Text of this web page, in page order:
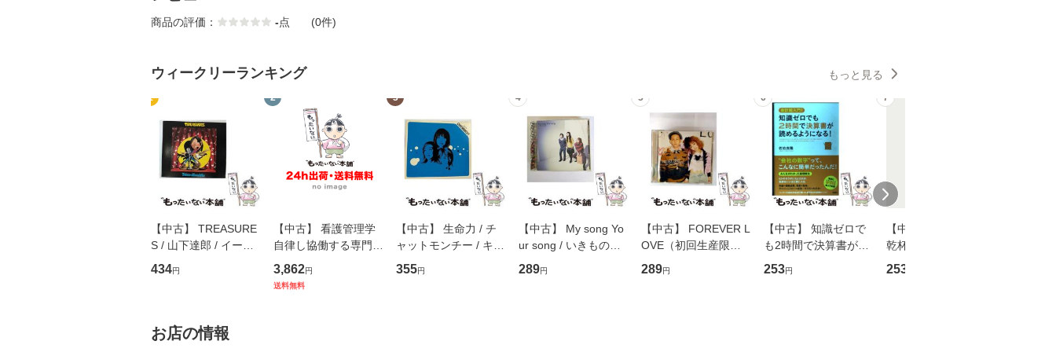
商品の評価： -点 (0件)
ウィークリーランキング もっと見る
1
【中古】 TREASURE
S / 山下達郎 / イース
トウエスト・ジャパン
[CD]【メール便送料無
434円
2
【中古】 看護管理学
自律し協働する専門職
の看護マネジメントス
キル 改訂第3版 (看護
3,862円
送料無料
3
【中古】 生命力 / チ
ャットモンチー / キュ
ーンレコード [CD]
【メール便送料無料】
355円
4
【中古】 My song Yo
ur song / いきものが
かり / [CD]【メール便
送料無料】
289円
5
【中古】 FOREVER L
OVE（初回生産限定
盤） / 清水翔太×加藤
ミリヤ / [CD]【メール
289円
6
【中古】 知識ゼロで
も2時間で決算書が読
めるようになる！ 会
計超入門！ / 佐伯 良
253円
7
【中古】 ウインクで
乾杯 (ノン・ポシェッ
ト) / 東野圭吾 / 祥伝
253
お店の情報